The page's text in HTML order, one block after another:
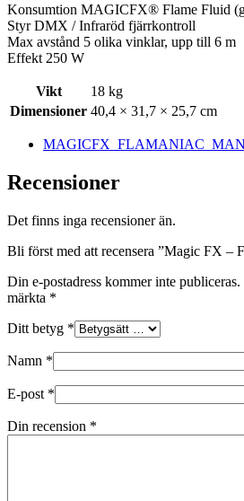
Konsumtion MAGICFX® Flame Fluid
Styr DMX / Infraröd fjärrkontroll
Max avstånd 5 olika vinklar, upp till 6 m
Effekt 250 W
Vikt
18 kg
Dimensioner 40,4 × 31,7 × 25,7 cm
Recensioner
Det finns inga recensioner än.
Bli först med att recensera ”Magic FX –
Din e-postadress kommer inte publiceras.
märkta *
Ditt betyg *
Namn *
E-post *
Din recension *